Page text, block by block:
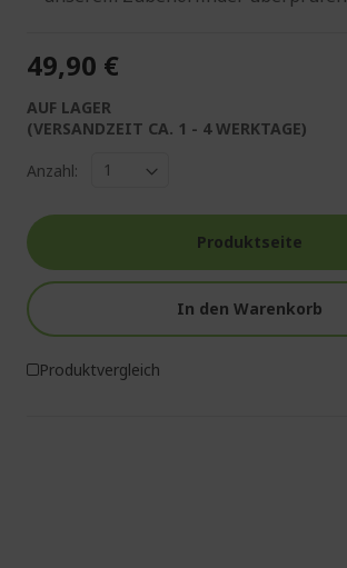
49,90 €
AUF LAGER
(VERSANDZEIT CA. 1 - 4 WERKTAGE)
Anzahl:
Produktseite
In den Warenkorb
Produktvergleich